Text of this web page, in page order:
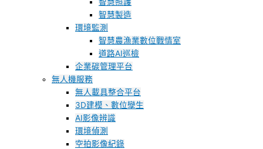
智慧製造
環境監測
智慧農漁業數位戰情室
道路AI巡檢
企業碳管理平台
無人機服務
無人載具整合平台
3D建模、數位孿生
AI影像辨識
環境偵測
空拍影像紀錄